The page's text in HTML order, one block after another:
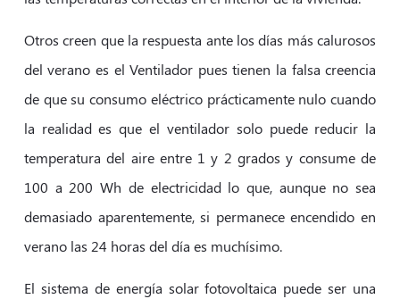
Otros creen que la respuesta ante los días más calurosos
del verano es el Ventilador pues tienen la falsa creencia
de que su consumo eléctrico prácticamente nulo cuando
la realidad es que el ventilador solo puede reducir la
temperatura del aire entre 1 y 2 grados y consume de
100 a 200 Wh de electricidad lo que, aunque no sea
demasiado aparentemente, si permanece encendido en
verano las 24 horas del día es muchísimo.
El sistema de energía solar fotovoltaica puede ser una